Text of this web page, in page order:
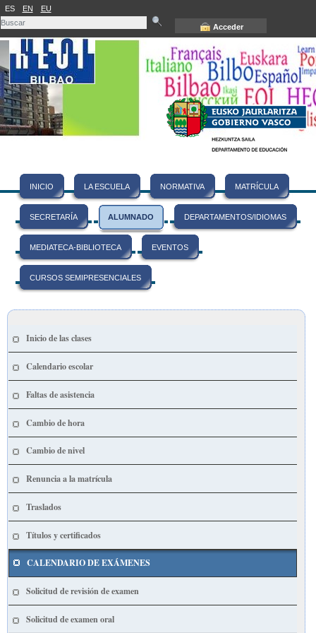
ES EN EU
Acceder
INICIO LA ESCUELA NORMATIVA MATRÍCULA
SECRETARÍA ALUMNADO DEPARTAMENTOS/IDIOMAS
MEDIATECA-BIBLIOTECA EVENTOS
CURSOS SEMIPRESENCIALES
Inicio de las clases
Calendario escolar
Faltas de asistencia
Cambio de hora
Cambio de nivel
Renuncia a la matrícula
Traslados
Títulos y certificados
CALENDARIO DE EXÁMENES
Solicitud de revisión de examen
Solicitud de examen oral